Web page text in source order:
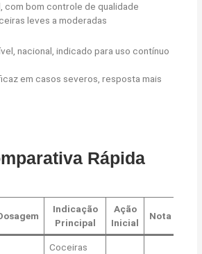
com bom controle de qualidade
leves a moderadas
nacional, indicado para uso contínuo
em casos severos, resposta mais
Rápida
Indicação
Principal
Ação
Inicial
Nota
Coceiras